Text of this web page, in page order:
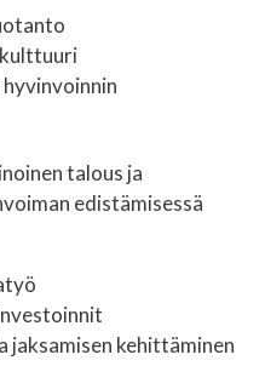
talous ja
edistämisessä
jaksamisen kehittäminen